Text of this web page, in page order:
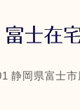
静岡県富士